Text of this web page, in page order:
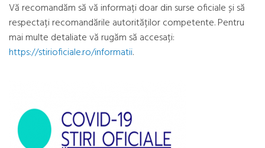
Vă recomandăm să vă informați doar din surse oficiale și să
respectați recomandările autorităților competente. Pentru
mai multe detaliate vă rugăm să accesați:
https://stirioficiale.ro/informatii.